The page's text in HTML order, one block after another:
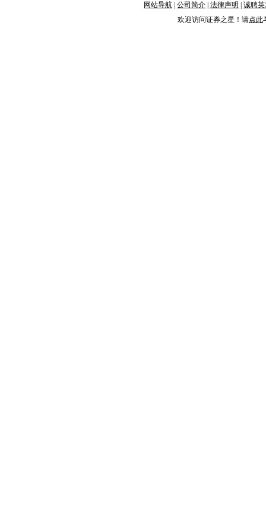
网站导航 公司简介 法律声明
诚聘
欢迎访问证券之星！请点此